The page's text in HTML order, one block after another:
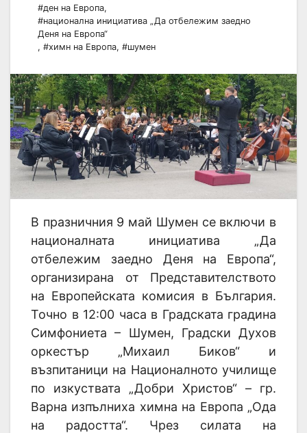
#ден на Европа,
#национална инициатива „Да отбележим заедно
Деня на Европа“
, #химн на Европа, #шумен
В празничния 9 май Шумен се включи в
националната инициатива „Да
отбележим заедно Деня на Европа“,
организирана от Представителството
на Европейската комисия в България.
Точно в 12:00 часа в Градската градина
Симфониета – Шумен, Градски Духов
оркестър „Михаил Биков“ и
възпитаници на Националното училище
по изкуствата „Добри Христов“ – гр.
Варна изпълниха химна на Европа „Ода
на радостта“. Чрез силата на